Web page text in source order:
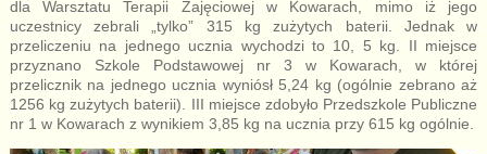
dla Warsztatu Terapii Zajęciowej w Kowarach, mimo iż jego
uczestnicy zebrali „tylko” 315 kg zużytych baterii. Jednak w
przeliczeniu na jednego ucznia wychodzi to 10, 5 kg. II miejsce
przyznano Szkole Podstawowej nr 3 w Kowarach, w której
przelicznik na jednego ucznia wyniósł 5,24 kg (ogólnie zebrano aż
1256 kg zużytych baterii). III miejsce zdobyło Przedszkole Publiczne
nr 1 w Kowarach z wynikiem 3,85 kg na ucznia przy 615 kg ogólnie.